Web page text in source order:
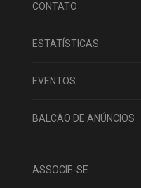
CONTATO
ESTATÍSTICAS
EVENTOS
BALCÃO DE ANÚNCIOS
ASSOCIE-SE